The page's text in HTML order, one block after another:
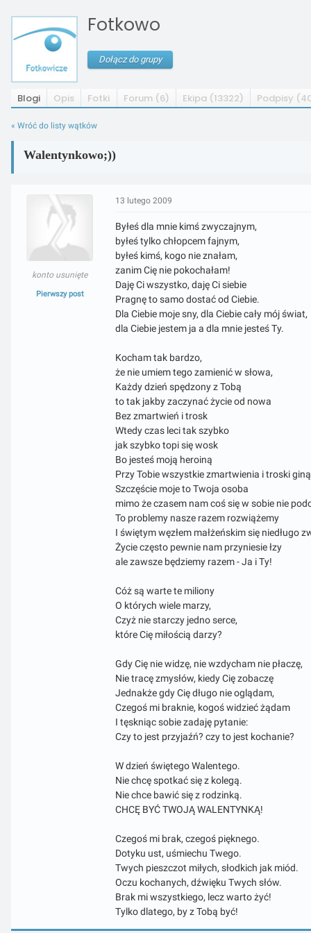
Fotkowo
Dołącz do grupy
Blogi Opis Fotki Forum (6) Ekipa (13322) Podpisy
« Wróć do listy wątków
Walentynkowo;))
konto usunięte
Pierwszy post
13 lutego 2009
Byłeś dla mnie kimś zwyczajnym,
byłeś tylko chłopcem fajnym,
byłeś kimś, kogo nie znałam,
zanim Cię nie pokochałam!
Daję Ci wszystko, daję Ci siebie
Pragnę to samo dostać od Ciebie.
Dla Ciebie moje sny, dla Ciebie cały mój świat,
dla Ciebie jestem ja a dla mnie jesteś Ty.
Kocham tak bardzo,
że nie umiem tego zamienić w słowa,
Każdy dzień spędzony z Tobą
to tak jakby zaczynać życie od nowa
Bez zmartwień i trosk
Wtedy czas leci tak szybko
jak szybko topi się wosk
Bo jesteś moją heroiną
Przy Tobie wszystkie zmartwienia i troski giną
Szczęście moje to Twoja osoba
mimo że czasem nam coś się w sobie nie
To problemy nasze razem rozwiążemy
I świętym węzłem małżeńskim się niedługo
Życie często pewnie nam przyniesie łzy
ale zawsze będziemy razem - Ja i Ty!
Cóż są warte te miliony
O których wiele marzy,
Czyż nie starczy jedno serce,
które Cię miłością darzy?
Gdy Cię nie widzę, nie wzdycham nie płaczę,
Nie tracę zmysłów, kiedy Cię zobaczę
Jednakże gdy Cię długo nie oglądam,
Czegoś mi braknie, kogoś widzieć żądam
I tęskniąc sobie zadaję pytanie:
Czy to jest przyjaźń? czy to jest kochanie?
W dzień świętego Walentego.
Nie chcę spotkać się z kolegą.
Nie chce bawić się z rodzinką.
CHCĘ BYĆ TWOJĄ WALENTYNKĄ!
Czegoś mi brak, czegoś pięknego.
Dotyku ust, uśmiechu Twego.
Twych pieszczot miłych, słodkich jak miód.
Oczu kochanych, dźwięku Twych słów.
Brak mi wszystkiego, lecz warto żyć!
Tylko dlatego, by z Tobą być!